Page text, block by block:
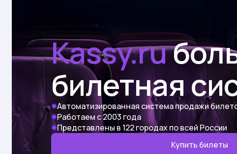
Kassy.ru
билетная
Автоматизированная система продажи
Работаем с 2003 года
Представлены в 122 городах по всей России
Купить билеты